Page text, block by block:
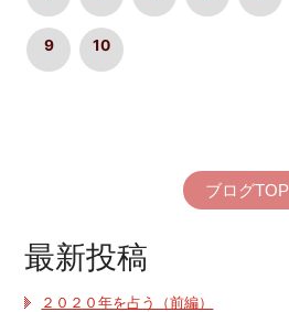
9 10
ブログTOP
最新投稿
２０２０年を占う（前編）